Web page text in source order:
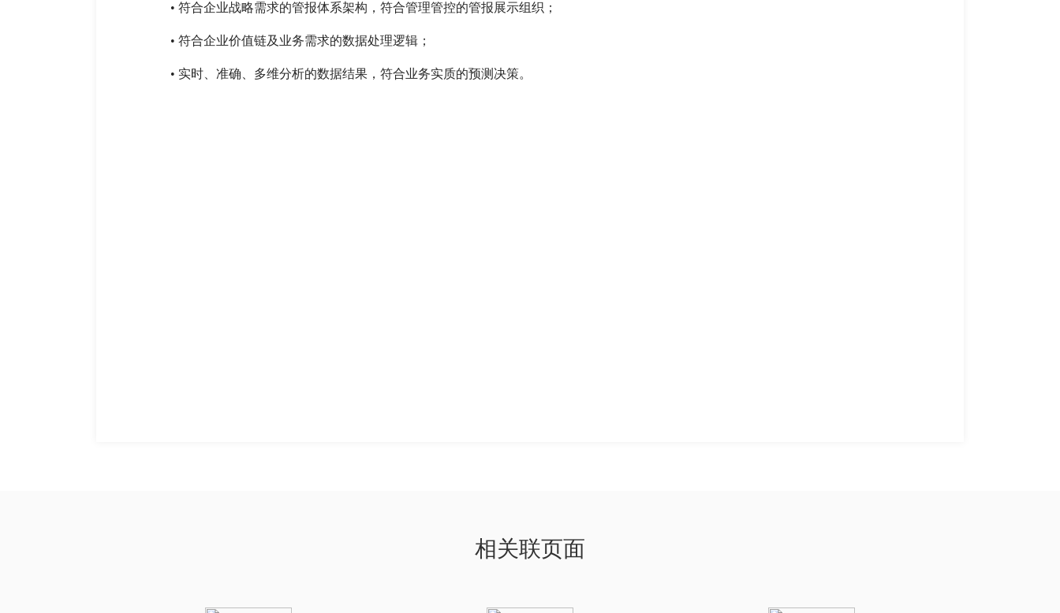
• 符合企业战略需求的管报体系架构，符合管理管控的管报展示组织；
• 符合企业价值链及业务需求的数据处理逻辑；
• 实时、准确、多维分析的数据结果，符合业务实质的预测决策。
相关联页面